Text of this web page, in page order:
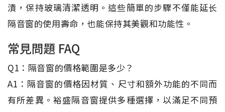
漬，保持玻璃清潔透明。這些簡單的步驟不僅能延长
隔音窗的使用壽命，也能保持其美觀和功能性。
常見問題 FAQ
Q1：隔音窗的價格範圍是多少？
A1：隔音窗的價格因材質、尺寸和額外功能的不同而
有所差異。裕盛隔音窗提供多種選擇，以滿足不同預